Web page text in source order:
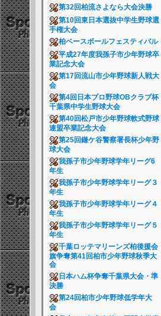
第32回柏流さよなら大会決勝
第10回東日本選抜中学生野球選
手権大会
柏ベースボールフェスティバル
平成27年度我孫子市少年野球卒
業記念大会
第17回流山市少年野球新人戦大
会
第4回日本プロ野球OBクラブ杯
千葉県中学生野球大会
第40回松戸市少年野球軟式野球
連盟卒業記念大会
第25回鎌ケ谷警察署長杯少年野
球大会
我孫子市少年野球学年リーグ6
年生
我孫子市少年野球学年リーグ３
年生
我孫子市少年野球学年リーグ４
年生
我孫子市少年野球学年リーグ５
年生
千葉ロッテマリーンズ柏後援会
旗争奪第41回柏市少年野球秋季大
会
日本ハム杯争奪千葉県大会・準
決勝
第24回柏市少年野球低学年大
会